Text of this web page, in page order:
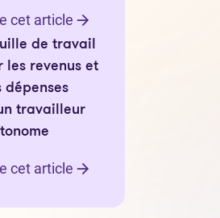
cet article
de travail
les revenus et
dépenses
travailleur
cet article